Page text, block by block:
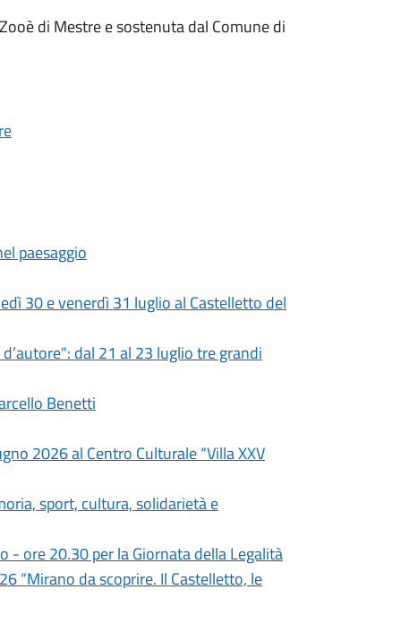
di Mestre e sostenuta dal Comune di
paesaggio
30 e venerdì 31 luglio al Castelletto del
dal 21 al 23 luglio tre grandi
Benetti
2026 al Centro Culturale “Villa XXV
sport, cultura, solidarietà e
- ore 20.30 per la Giornata della Legalità
“Mirano da scoprire. Il Castelletto, le